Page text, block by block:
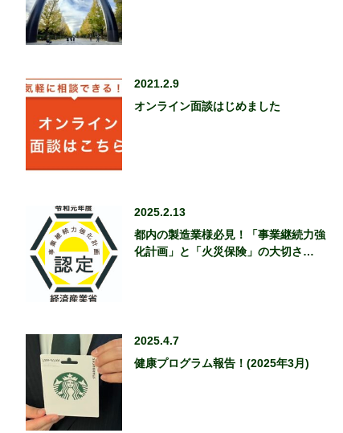
2021.2.9
オンライン面談はじめました
2025.2.13
都内の製造業様必見！「事業継続力強
化計画」と「火災保険」の大切さ…
2025.4.7
健康プログラム報告！(2025年3月)